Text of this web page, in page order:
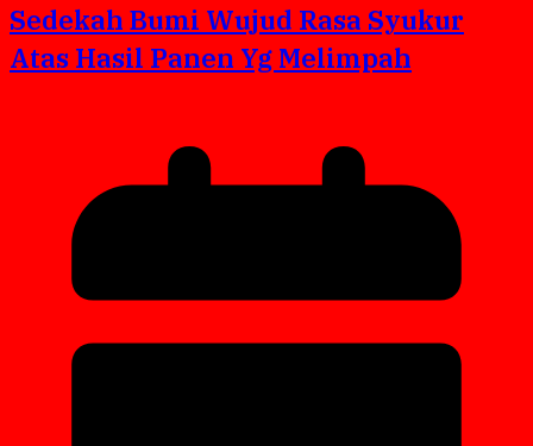
Sedekah Bumi Wujud Rasa Syukur
Atas Hasil Panen Yg Melimpah